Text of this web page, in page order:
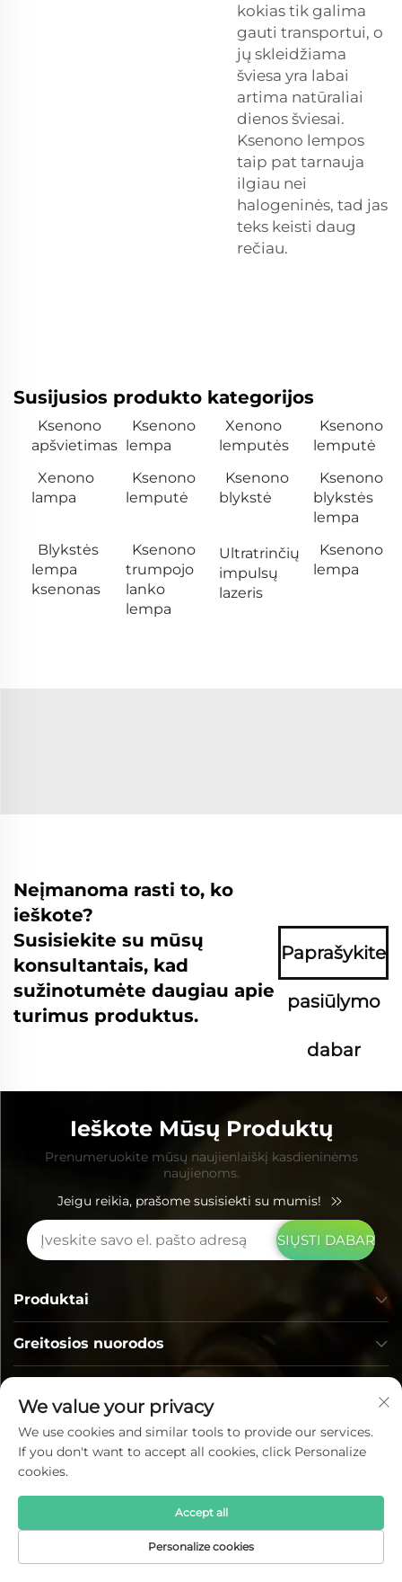
kokias tik galima
gauti transportui, o
jų skleidžiama
šviesa yra labai
artima natūraliai
dienos šviesai.
Ksenono lempos
taip pat tarnauja
ilgiau nei
halogeninės, tad jas
teks keisti daug
rečiau.
Susijusios produkto kategorijos
Ksenono
apšvietimas
Ksenono
lempa
Xenono
lemputės
Ksenono
lemputė
Xenono
lampa
Ksenono
lemputė
Ksenono
blykstė
Ksenono
blykstės
lempa
Blykstės
lempa
ksenonas
Ksenono
trumpojo
lanko
lempa
Ultratrinčių
impulsų
lazeris
Ksenono
lempa
Neįmanoma rasti to, ko
ieškote?
Susisiekite su mūsų
konsultantais, kad
sužinotumėte daugiau apie
turimus produktus.
Paprašykite
pasiūlymo
dabar
Ieškote Mūsų Produktų
Prenumeruokite mūsų naujienlaiškį kasdieninėms
naujienoms.
Jeigu reikia, prašome susisiekti su mumis!
SIŲSTI DABAR
Greitosios nuorodos
Produktai
Autoriaus teisės © Lumi Photoelectric Technology Co., Ltd.
Visos teisės saugomos —Privatumo politika
We value your privacy
We use cookies and similar tools to provide our services.
If you don't want to accept all cookies, click Personalize
cookies.
Personalize cookies
Accept all